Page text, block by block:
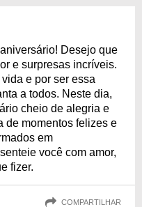
Desejo que
e surpresas incríveis.
e por ser essa
a todos. Neste dia,
cheio de alegria e
de momentos felizes e
em
você com amor,
fizer.
COMPARTILHAR